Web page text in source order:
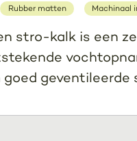
Rubber matten Machinaal
stro-kalk is een